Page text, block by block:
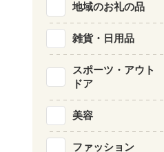
地域のお礼の品
雑貨・日用品
スポーツ・アウト
ドア
美容
ファッション